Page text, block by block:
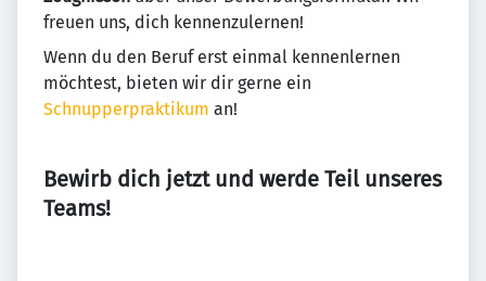
freuen uns, dich kennenzulernen!
Wenn du den Beruf erst einmal kennenlernen
möchtest, bieten wir dir gerne ein
Schnupperpraktikum an!
Bewirb dich jetzt und werde Teil unseres
Teams!